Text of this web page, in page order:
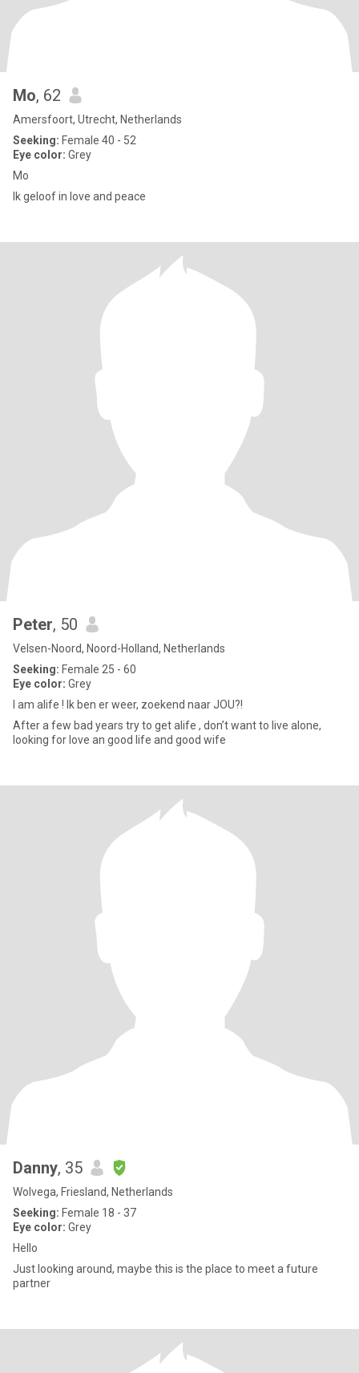
Mo, 62
Amersfoort, Utrecht, Netherlands
Seeking: Female 40 - 52
Eye color: Grey
Mo
Ik geloof in love and peace
Peter, 50
Velsen-Noord, Noord-Holland, Netherlands
Seeking: Female 25 - 60
Eye color: Grey
I am alife ! Ik ben er weer, zoekend naar JOU?!
After a few bad years try to get alife , don’t want to live alone,
looking for love an good life and good wife
Danny, 35
Wolvega, Friesland, Netherlands
Seeking: Female 18 - 37
Eye color: Grey
Hello
Just looking around, maybe this is the place to meet a future
partner